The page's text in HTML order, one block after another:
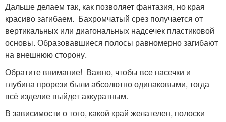
Дальше делаем так, как позволяет фантазия, но края
красиво загибаем. Бахромчатый срез получается от
вертикальных или диагональных надсечек пластиковой
основы. Образовавшиеся полосы равномерно загибают
на внешнюю сторону.
Обратите внимание! Важно, чтобы все насечки и
глубина прорези были абсолютно одинаковыми, тогда
всё изделие выйдет аккуратным.
В зависимости о того, какой край желателен, полоски